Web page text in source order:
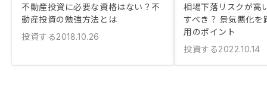
不動産投資に必要な資格はない？不
動産投資の勉強方法とは
投資する2018.10.26
相場下落リスクが高
すべき？ 景気悪化を
用のポイント
投資する2022.10.14